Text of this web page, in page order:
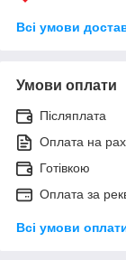
Всі умови
Умови оплати
Післяплата
Оплата на
Готівкою
Оплата за
Всі умови